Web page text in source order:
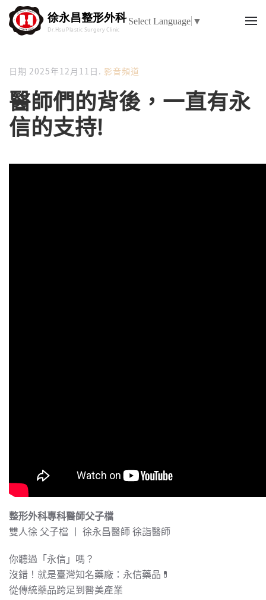
Select Language ▼
日期 2025年12月11日 . 影音頻道
醫師們的背後，一直有永
信的支持!
整形外科專科醫師父子檔
雙人徐 父子檔 丨 徐永昌醫師 徐詣醫師
你聽過「永信」嗎？
沒錯！就是臺灣知名藥廠：永信藥品💊
從傳統藥品跨足到醫美產業